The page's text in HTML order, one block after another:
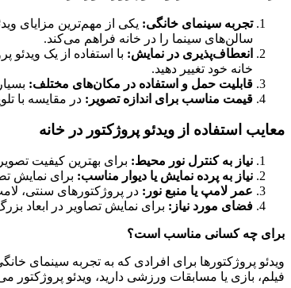
تجربه سینمای خانگی: یکی از مهم‌ترین مزایای
سالن‌های سینما را در خانه فراهم می‌کند.
انعطاف‌پذیری در نمایش: با استفاده از یک ویدئو
خانه خود تغییر دهید.
قابلیت حمل و استفاده در مکان‌های مختلف:
قیمت مناسب برای اندازه تصویر : در مقایسه با
معایب استفاده از ویدئو پروژکتور در خانه
نیاز به کنترل نور محیط: برای بهترین کیفیت
نیاز به پرده نمایش یا دیوار مناسب: برای نمایش
عمر لامپ یا منبع نور : در پروژکتورهای سنتی،
فضای مورد نیاز : برای نمایش تصاویر در ابعاد
برای چه کسانی مناسب است؟
ویدئو پروژکتورها برای افرادی که به تجربه سینمای
فیلم، بازی یا مسابقات ورزشی دارید، ویدئو پروژکتور